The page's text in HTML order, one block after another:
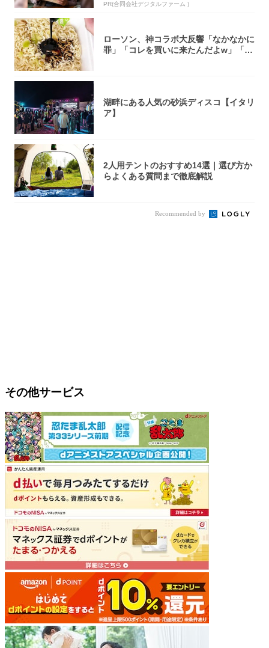
PR(合同会社デジタルファーム )
ローソン、神コラボ大反響「なかなかに
罪」「コレを買いに来たんだよw」「３
湖畔にある人気の砂浜ディスコ【イタリ
ア】
2人用テントのおすすめ14選｜選び方か
らよくある質問まで徹底解説
Recommended by
その他サービス